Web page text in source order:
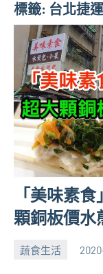
標籤: 台北捷
「美味素
顆銅板價水
蔬食生活
張